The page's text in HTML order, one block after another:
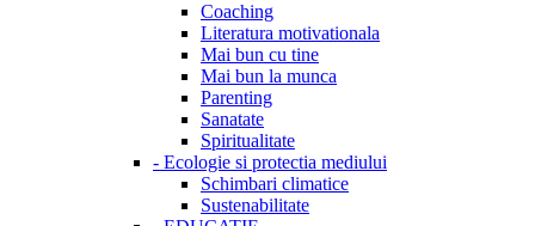
Coaching
Literatura motivationala
Mai bun cu tine
Mai bun la munca
Parenting
Sanatate
Spiritualitate
- Ecologie si protectia mediului
Schimbari climatice
Sustenabilitate